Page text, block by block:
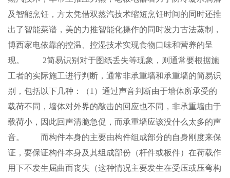
及智能烹饪，方太凭借双蒸汽技术缩短烹饪时间的同时还推
出了智能菜谱，美的力推智能化操作的同时发力古法蒸制，
博西家电依靠的控温、控湿技术实现食物口味和营养的呈
现。 2简易识别对于图纸丢失等现象，则通常要根据施
工者的实际施工进行判断，通常非承重墙和承重墙的简易识
别，包括以下几种：（1）通过声音判断由于墙体所承受的
载荷不同，墙体对外界的敲击的回应也不同，非承重墙由于
载荷小，因此回声清脆急促，而承重墙应该没什么太多的声
音。 而构件本身的主要由构件组成部分的自身刚度来保
证，要保证构件本身及其组成部份（杆件或板件）在荷载作
用下不发生屈曲而丧失（这种情况主要发生在受压或压弯构